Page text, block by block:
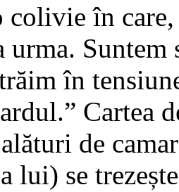
colivie în
urma.
în
Cartea
de
lui) se